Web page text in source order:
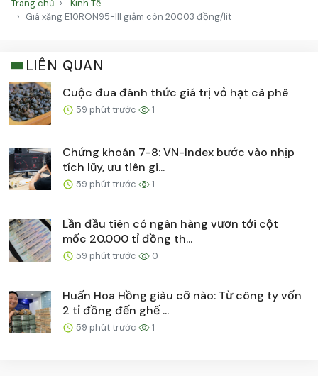
Trang chủ
Kinh Tế
Giá xăng E10RON95-III giảm còn 20.003 đồng/lít
LIÊN QUAN
Cuộc đua đánh thức giá trị vỏ hạt cà phê
59 phút trước 1
Chứng khoán 7-8: VN-Index bước vào nhịp
tích lũy, ưu tiên gi...
59 phút trước 1
Lần đầu tiên có ngân hàng vươn tới cột
mốc 20.000 tỉ đồng th...
59 phút trước 0
Huấn Hoa Hồng giàu cỡ nào: Từ công ty vốn
2 tỉ đồng đến ghế ...
59 phút trước 1